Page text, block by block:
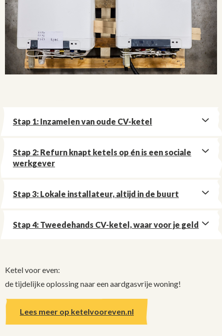
Stap 1: Inzamelen van oude CV-ketel
Stap 2: Refurn knapt ketels op én is een sociale
werkgever
Stap 3: Lokale installateur, altijd in de buurt
Stap 4: Tweedehands CV-ketel, waar voor je geld
Ketel voor even:
de tijdelijke oplossing naar een aardgasvrije woning!
Lees meer op ketelvooreven.nl